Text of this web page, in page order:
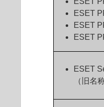
ESET
ESET
ESET
ESET
（旧名